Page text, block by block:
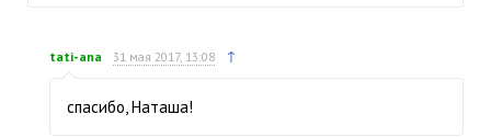
tati-ana 31 мая 2017, 13:08 ↑
спасибо, Наташа!